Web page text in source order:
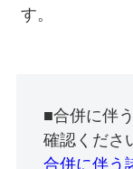
す。
■合併に伴
確認くださ
合併に伴う